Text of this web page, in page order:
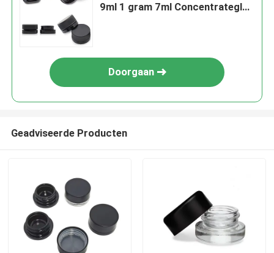
9ml 1 gram 7ml Concentrateglas
Doorgaan
Geadviseerde Producten